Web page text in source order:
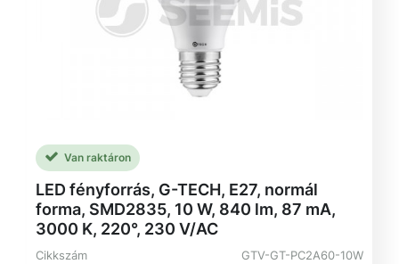
Van raktáron
LED fényforrás, G-TECH, E27, normál
forma, SMD2835, 10 W, 840 lm, 87 mA,
3000 K, 220°, 230 V/AC
Cikkszám GTV-GT-PC2A60-10W